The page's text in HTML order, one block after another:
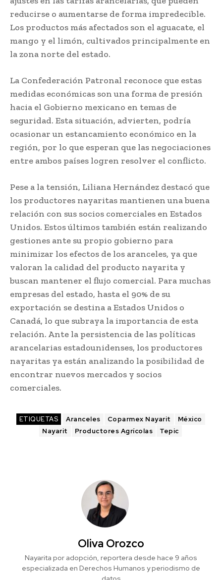
reducirse o aumentarse de forma impredecible.
Los productos más afectados son el aguacate, el
mango y el limón, cultivados principalmente en
la zona norte del estado.
La Confederación Patronal reconoce que estas
medidas económicas son una forma de presión
hacia el Gobierno mexicano en temas de
seguridad. Esta situación, advierten, podría
ocasionar un estancamiento económico en la
región, por lo que esperan que las negociaciones
entre ambos países logren resolver el conflicto.
Pese a la tensión, Liliana Hernández destacó que
los productores nayaritas mantienen una buena
relación con sus socios comerciales en Estados
Unidos. Estos últimos también están realizando
gestiones ante su propio gobierno para
minimizar los efectos de los aranceles, ya que
valoran la calidad del producto nayarita y
buscan mantener el flujo comercial. Para muchas
empresas del estado, hasta el 90% de su
exportación se destina a Estados Unidos o
Canadá, lo que subraya la importancia de esta
relación. Ante la persistencia de las políticas
arancelarias estadounidenses, los productores
nayaritas ya están analizando la posibilidad de
encontrar nuevos mercados y socios
comerciales.
ETIQUETAS Aranceles Coparmex Nayarit
México
Nayarit
Productores Agrícolas Tepic
Oliva Orozco
Nayarita por adopción, reportera desde hace 9 años
especializada en Derechos Humanos y periodismo de